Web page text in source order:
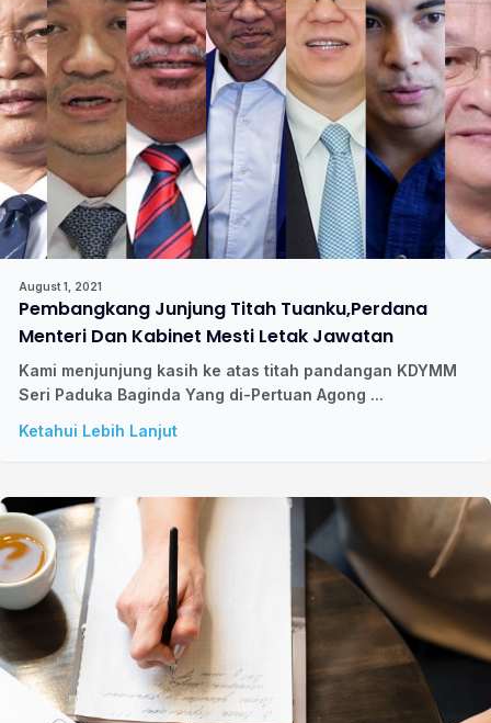
August 1, 2021
Pembangkang Junjung Titah Tuanku,Perdana
Menteri Dan Kabinet Mesti Letak Jawatan
Kami menjunjung kasih ke atas titah pandangan KDYMM
Seri Paduka Baginda Yang di-Pertuan Agong ...
Ketahui Lebih Lanjut